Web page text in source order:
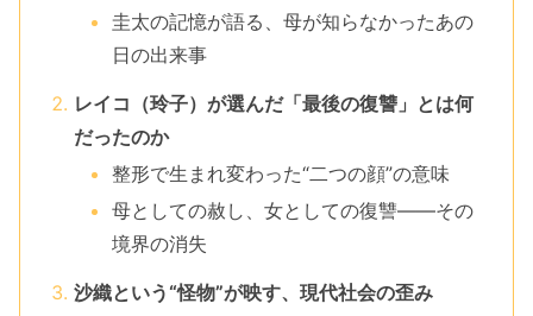
圭太の記憶が語る、母が知らなかったあの
日の出来事
レイコ（玲子）が選んだ「最後の復讐」とは何
だったのか
整形で生まれ変わった“二つの顔”の意味
母としての赦し、女としての復讐――その
境界の消失
沙織という“怪物”が映す、現代社会の歪み